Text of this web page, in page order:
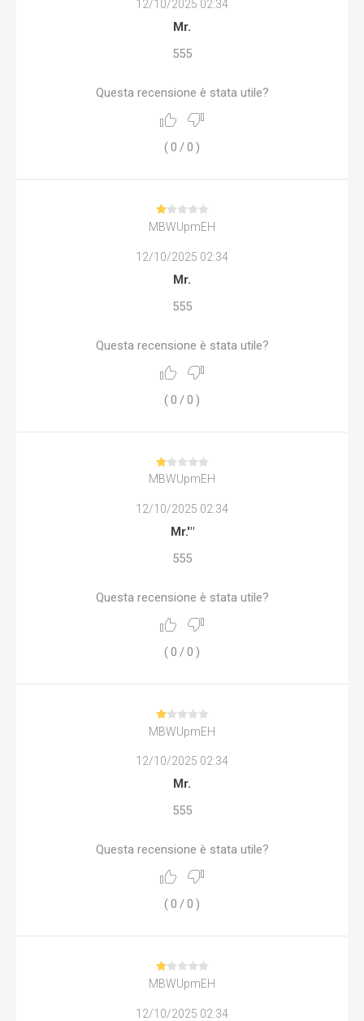
12/10/2025 02:34
Mr.
555
Questa recensione è stata utile?
( 0 /0 )
MBWUpmEH
12/10/2025 02:34
Mr.
555
Questa recensione è stata utile?
(0 /0 )
MBWUpmEH
12/10/2025 02:34
Mr.'"
555
Questa recensione è stata utile?
(0 /0 )
MBWUpmEH
12/10/2025 02:34
Mr.
555
Questa recensione è stata utile?
( 0 /0 )
MBWUpmEH
12/10/2025 02:34